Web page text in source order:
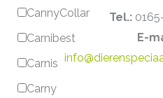
CannyCollar
Carnibest
Carnis
Carny
Tel.:
E-